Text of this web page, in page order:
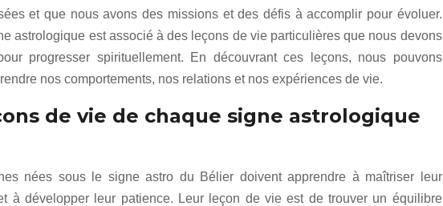
et que nous avons des missions et des défis à accomplir pour évoluer.
astrologique est associé à des leçons de vie particulières que nous devons
progresser spirituellement. En découvrant ces leçons, nous pouvons
nos comportements, nos relations et nos expériences de vie.
de vie de chaque signe astrologique
nées sous le signe astro du Bélier doivent apprendre à maîtriser leur
à développer leur patience. Leur leçon de vie est de trouver un équilibre